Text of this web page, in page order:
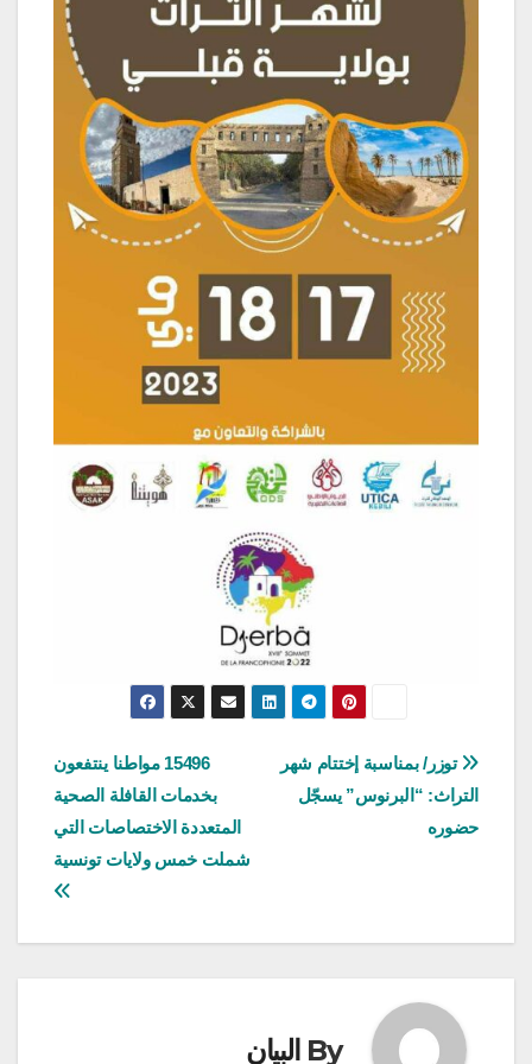
تصفّح
المقالات
15496 مواطنا ينتفعون
بخدمات القافلة الصحية
المتعددة الاختصاصات التي
شملت خمس ولايات تونسية
توزر/ بمناسبة إختتام شهر
التراث: “البرنوس” يسجّل
حضوره
By البيان